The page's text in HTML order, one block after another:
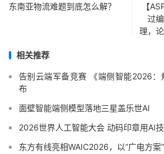
东南亚物流难题到底怎么解？
【
过
理，
相关推荐
告别云端军备竞赛 《端侧智能2026：
布
面壁智能端侧模型落地三星盖乐世AI
2026世界人工智能大会 动码印章用AI
东方有线亮相WAIC2026，以“广电方案